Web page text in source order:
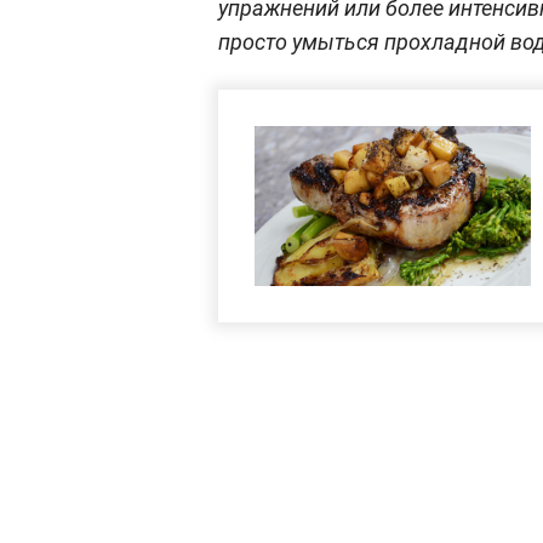
упражнений или более
просто умыться прохладной